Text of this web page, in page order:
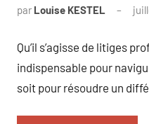
par Louise KESTEL
Qu’il s’agisse de litiges
indispensable pour
soit pour résoudre un